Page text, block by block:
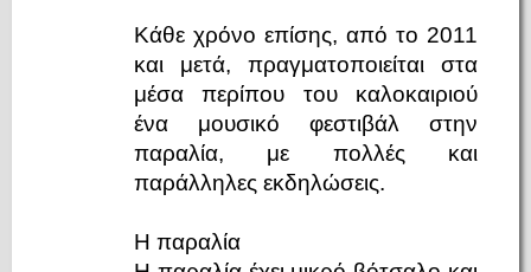
Κάθε χρόνο επίσης, από το 2011
και μετά, πραγματοποιείται στα
μέσα περίπου του καλοκαιριού
ένα μουσικό φεστιβάλ στην
παραλία, με πολλές και
παράλληλες εκδηλώσεις.
Η παραλία